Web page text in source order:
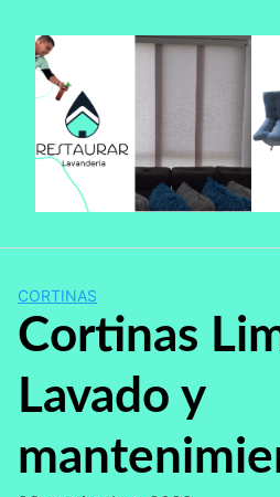
contenido
CORTINAS
Cortinas
Lavado y